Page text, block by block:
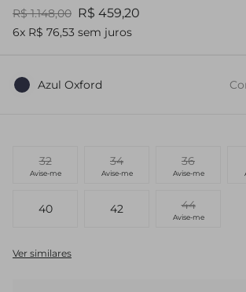
R$ 1.148,00 R$ 459,20
6x R$ 76,53 sem juros
Azul Oxford
32
Avise-me
34
Avise-me
36
Avise-me
40 42 44
Avise-me
Ver similares